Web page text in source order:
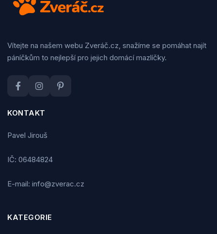
Vítejte na našem webu Zveráč.cz, snažíme se pomáhat najít
páníčkům to nejlepší pro jejich domácí mazlíčky.
KONTAKT
Pavel Jirouš
IČ: 06484824
E-mail: info@zverac.cz
KATEGORIE